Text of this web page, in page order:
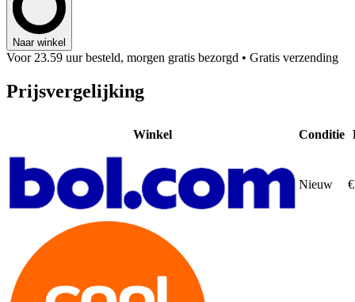
Naar winkel
Voor 23.59 uur besteld, morgen gratis bezorgd • Gratis verzending
Prijsvergelijking
Winkel Conditie
Nieuw